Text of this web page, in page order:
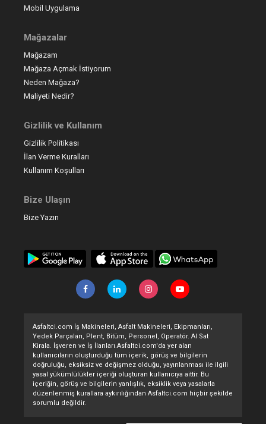
Mobil Uygulama
Mağazalar
Mağazam
Mağaza Açmak İstiyorum
Neden Mağaza?
Maliyeti Nedir?
Gizlilik ve Kullanım
Gizlilik Politikası
İlan Verme Kuralları
Kullanım Koşulları
Bize Ulaşın
Bize Yazın
Asfaltci.com İş Makineleri, Asfalt Makineleri, Ekipmanları,
Yedek Parçaları, Plent, Bitüm, Personel, Operatör. Al Sat
Kirala. İşveren ve İş İlanları.Asfaltci.com'da yer alan
kullanıcıların oluşturduğu tüm içerik, görüş ve bilgilerin
doğruluğu, eksiksiz ve değişmez olduğu, yayınlanması ile ilgili
yasal yükümlülükler içeriği oluşturan kullanıcıya aittir. Bu
içeriğin, görüş ve bilgilerin yanlışlık, eksiklik veya yasalarla
düzenlenmiş kurallara aykırılığından Asfaltci.com hiçbir şekilde
sorumlu değildir.